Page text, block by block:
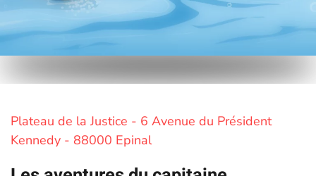
Plateau de la Justice - 6 Avenue du Président
Kennedy - 88000 Epinal